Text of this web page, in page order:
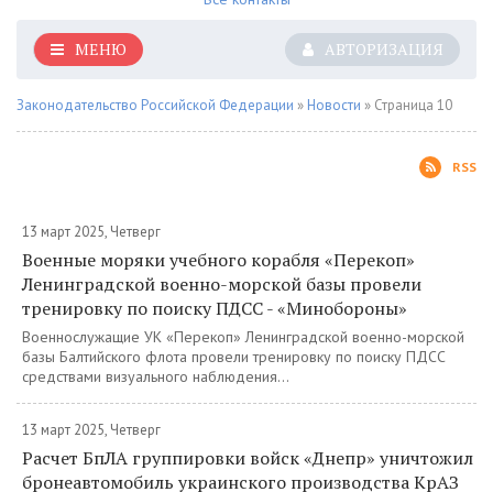
АВТОРИЗАЦИЯ
МЕНЮ
Законодательство Российской Федерации » Новости » Страница 10
RSS
13 март 2025, Четверг
Военные моряки учебного корабля «Перекоп»
Ленинградской военно-морской базы провели
тренировку по поиску ПДСС - «Минобороны»
Военнослужащие УК «Перекоп» Ленинградской военно-морской
базы Балтийского флота провели тренировку по поиску ПДСС
средствами визуального наблюдения...
13 март 2025, Четверг
Расчет БпЛА группировки войск «Днепр» уничтожил
бронеавтомобиль украинского производства КрАЗ